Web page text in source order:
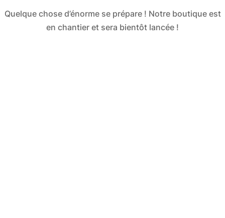
Quelque chose d’énorme se prépare ! Notre boutique est
en chantier et sera bientôt lancée !